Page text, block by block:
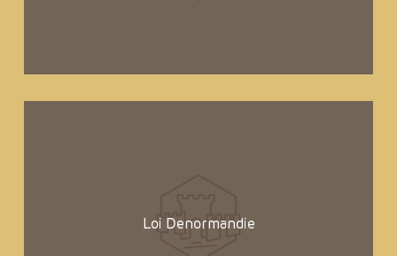
Loi Denormandie